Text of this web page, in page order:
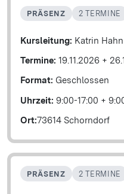
PRÄSENZ 2 TERMINE
Kursleitung: Katrin Hahn
Termine: 19.11.2026 +
Format: Geschlossen
Uhrzeit: 9:00-17:00 +
Ort:73614 Schorndorf
PRÄSENZ 2 TERMINE